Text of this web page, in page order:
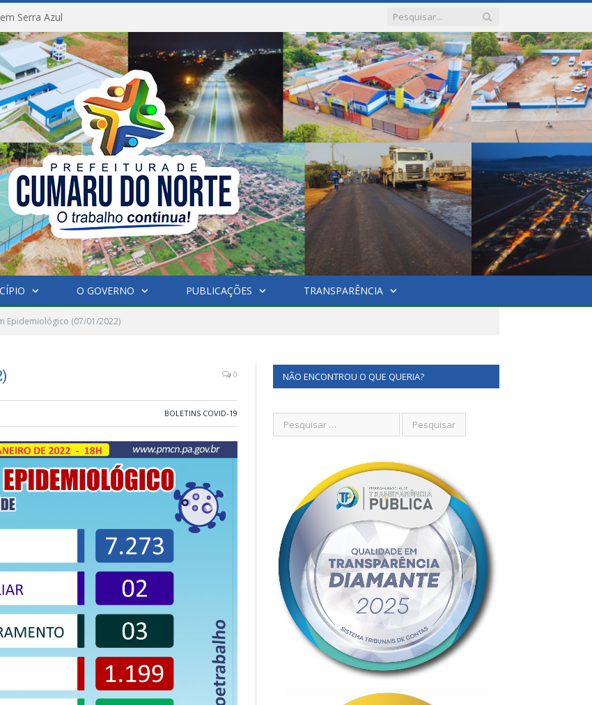
Serra Azul
O GOVERNO PUBLICAÇÕES TRANSPARÊNCIA
Epidemiológico (07/01/2022)
0
BOLETINS COVID-19
NÃO ENCONTROU O QUE QUERIA?